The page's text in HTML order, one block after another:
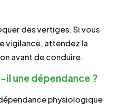
des vertiges. Si vous
vigilance, attendez la
avant de conduire.
une dépendance ?
physiologique